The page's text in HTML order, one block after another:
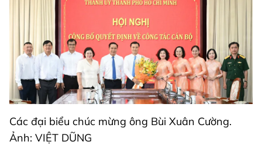
Các đại biểu chúc mừng ông Bùi Xuân Cường.
Ảnh: VIỆT DŨNG